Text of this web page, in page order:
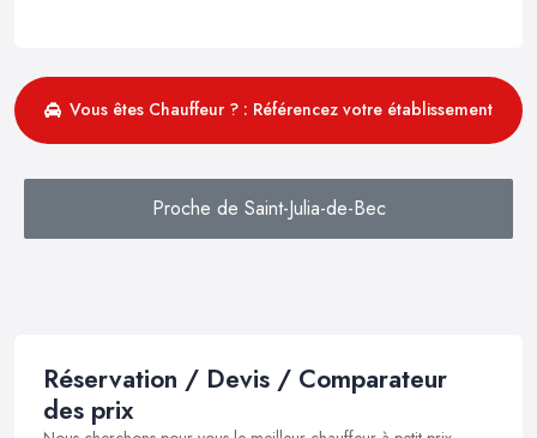
Vous êtes Chauffeur ? : Référencez votre établissement
Proche de Saint-Julia-de-Bec
Réservation / Devis / Comparateur
des prix